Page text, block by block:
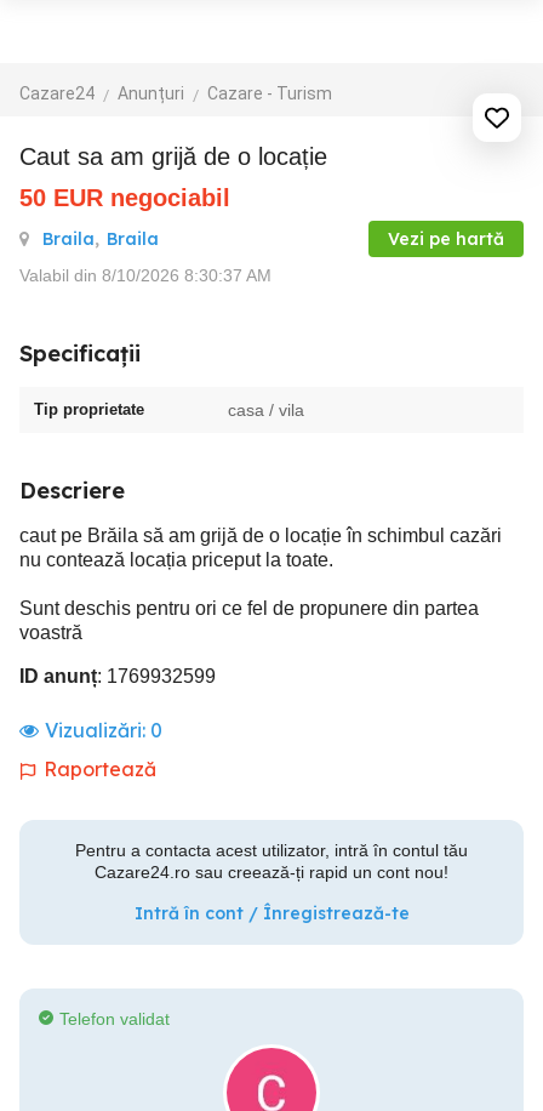
Cazare24 Anunțuri Cazare - Turism
Caut sa am grijă de o locație
50 EUR negociabil
Braila, Braila Vezi pe hartă
Valabil din 8/10/2026 8:30:37 AM
Specificații
Tip proprietate casa / vila
Descriere
caut pe Brăila să am grijă de o locație în schimbul cazări
nu contează locația priceput la toate.
Sunt deschis pentru ori ce fel de propunere din partea
voastră
ID anunț: 1769932599
Vizualizări: 0
Raportează
Pentru a contacta acest utilizator, intră în contul tău
Cazare24.ro sau creează-ți rapid un cont nou!
Intră în cont / Înregistrează-te
Telefon validat